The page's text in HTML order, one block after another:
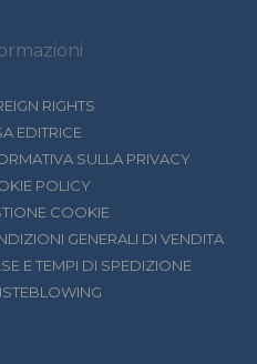
RIGHTS
EDITRICE
SULLA PRIVACY
POLICY
COOKIE
GENERALI DI VENDITA
E TEMPI DI SPEDIZIONE